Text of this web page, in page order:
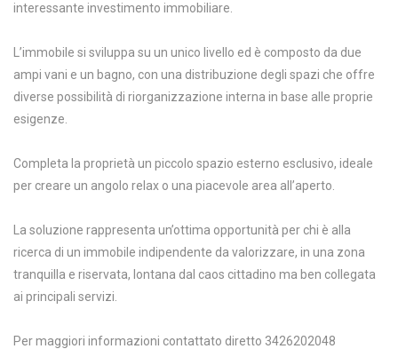
interessante investimento immobiliare.
L’immobile si sviluppa su un unico livello ed è composto da due
ampi vani e un bagno, con una distribuzione degli spazi che offre
diverse possibilità di riorganizzazione interna in base alle proprie
esigenze.
Completa la proprietà un piccolo spazio esterno esclusivo, ideale
per creare un angolo relax o una piacevole area all’aperto.
La soluzione rappresenta un’ottima opportunità per chi è alla
ricerca di un immobile indipendente da valorizzare, in una zona
tranquilla e riservata, lontana dal caos cittadino ma ben collegata
ai principali servizi.
Per maggiori informazioni contattato diretto 3426202048